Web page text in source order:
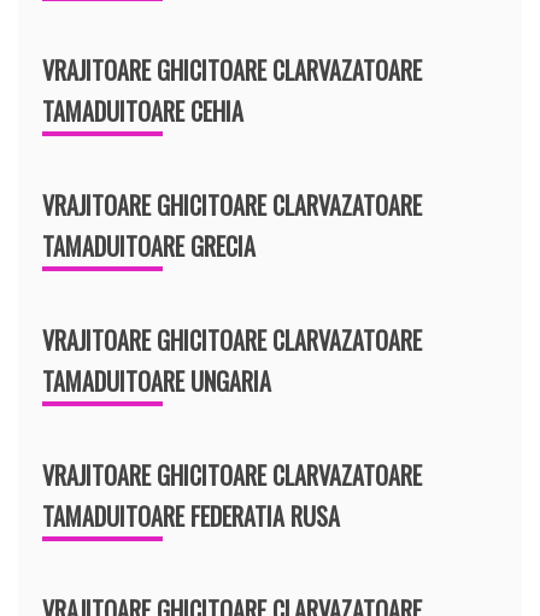
VRAJITOARE GHICITOARE CLARVAZATOARE
TAMADUITOARE CEHIA
VRAJITOARE GHICITOARE CLARVAZATOARE
TAMADUITOARE GRECIA
VRAJITOARE GHICITOARE CLARVAZATOARE
TAMADUITOARE UNGARIA
VRAJITOARE GHICITOARE CLARVAZATOARE
TAMADUITOARE FEDERATIA RUSA